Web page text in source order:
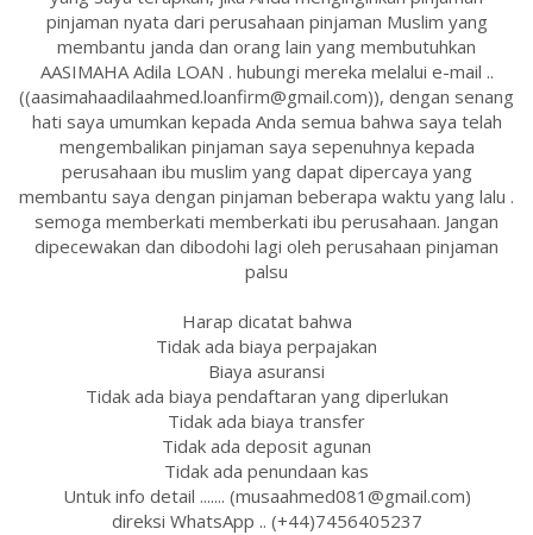
pinjaman nyata dari perusahaan pinjaman Muslim yang
membantu janda dan orang lain yang membutuhkan
AASIMAHA Adila LOAN . hubungi mereka melalui e-mail ..
((aasimahaadilaahmed.loanfirm@gmail.com)), dengan senang
hati saya umumkan kepada Anda semua bahwa saya telah
mengembalikan pinjaman saya sepenuhnya kepada
perusahaan ibu muslim yang dapat dipercaya yang
membantu saya dengan pinjaman beberapa waktu yang lalu .
semoga memberkati memberkati ibu perusahaan. Jangan
dipecewakan dan dibodohi lagi oleh perusahaan pinjaman
palsu
Harap dicatat bahwa
Tidak ada biaya perpajakan
Biaya asuransi
Tidak ada biaya pendaftaran yang diperlukan
Tidak ada biaya transfer
Tidak ada deposit agunan
Tidak ada penundaan kas
Untuk info detail ....... (musaahmed081@gmail.com)
direksi WhatsApp .. (+44)7456405237